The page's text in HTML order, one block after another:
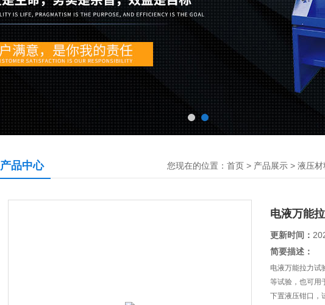
产品中心 您现在的位置： 首页 > 产品展示 > 液压
电液万能
更新时间：
简要描述：
电液万能拉力试
等试验，也可用
下置液压钳口，